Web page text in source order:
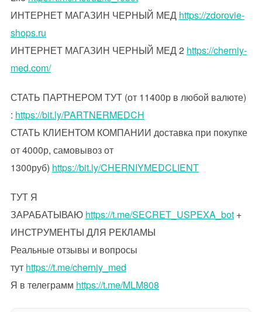
ИНТЕРНЕТ МАГАЗИН ЧЕРНЫЙ МЕД https://zdorovie-
shops.ru
ИНТЕРНЕТ МАГАЗИН ЧЕРНЫЙ МЕД 2 https://cherniy-
med.com/
СТАТЬ ПАРТНЕРОМ ТУТ (от 11400р в любой валюте)
: https://bit.ly/PARTNERMEDCH
СТАТЬ КЛИЕНТОМ КОМПАНИИ доставка при покупке
от 4000р, самовывоз от
1300руб) https://bit.ly/CHERNIYMEDCLIENT
ТУТ Я
ЗАРАБАТЫВАЮ https://t.me/SECRET_USPEXA_bot+
ИНСТРУМЕНТЫ ДЛЯ РЕКЛАМЫ
Реальные отзывы и вопросы
тут https://t.me/cherniy_med
Я в телеграмм https://t.me/MLM808